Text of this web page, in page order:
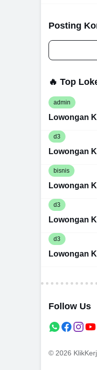
Posting
🔥 Top
admin
Lowongan
d3
Lowongan
bisnis
Lowongan
d3
Lowongan
d3
Lowongan
Follow Us
© 2026